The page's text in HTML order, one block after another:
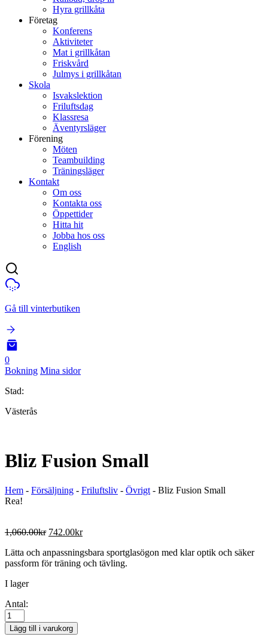
Hyra grillkåta
Företag
Konferens
Aktiviteter
Mat i grillkåtan
Friskvård
Julmys i grillkåtan
Skola
Isvakslektion
Friluftsdag
Klassresa
Äventyrsläger
Förening
Möten
Teambuilding
Träningsläger
Kontakt
Om oss
Kontakta oss
Öppettider
Hitta hit
Jobba hos oss
English
Gå till vinterbutiken
0
Bokning Mina sidor
Stad:
Västerås
Bliz Fusion Small
Hem - Försäljning - Friluftsliv - Övrigt - Bliz Fusion Small
Rea!
1,060.00kr Original
was:
1,060.00kr.
742.00krCurrent
is:
742.00kr.
Lätta och anpassningsbara sportglasögon med klar optik och säker
passform för träning och tävling.
I lager
Antal:
Bliz
Fusion
Lägg till i varukorg